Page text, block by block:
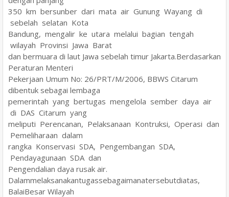
350 km bersunber dari mata air Gunung Wayang di
sebelah selatan Kota
Bandung, mengalir ke utara melalui bagian tengah
wilayah Provinsi Jawa Barat
dan bermuara di laut Jawa sebelah timur Jakarta.Berdasarkan
Peraturan Menteri
Pekerjaan Umum No: 26/PRT/M/2006, BBWS Citarum
dibentuk sebagai lembaga
pemerintah yang bertugas mengelola sember daya air
di DAS Citarum yang
meliputi Perencanan, Pelaksanaan Kontruksi, Operasi dan
Pemeliharaan dalam
rangka Konservasi SDA, Pengembangan SDA,
Pendayagunaan SDA dan
Pengendalian daya rusak air.
Dalammelaksanakantugassebagaimanatersebutdiatas,
BalaiBesar Wilayah